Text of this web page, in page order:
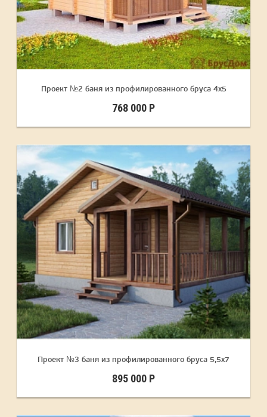
Проект №2 баня из профилированного бруса 4х5
768 000 Р
Проект №3 баня из профилированного бруса 5,5х7
895 000 Р